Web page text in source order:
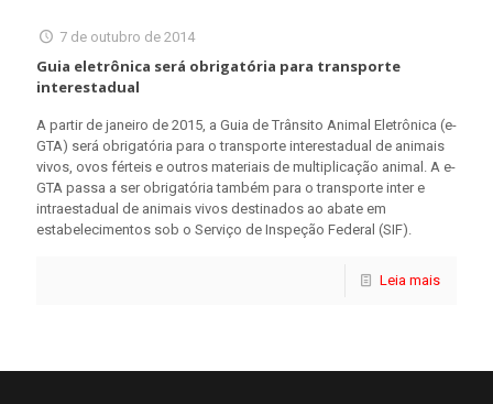
7 de outubro de 2014
Guia eletrônica será obrigatória para transporte
interestadual
A partir de janeiro de 2015, a Guia de Trânsito Animal Eletrônica (e-
GTA) será obrigatória para o transporte interestadual de animais
vivos, ovos férteis e outros materiais de multiplicação animal. A e-
GTA passa a ser obrigatória também para o transporte inter e
intraestadual de animais vivos destinados ao abate em
estabelecimentos sob o Serviço de Inspeção Federal (SIF).
Leia mais